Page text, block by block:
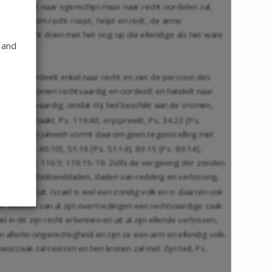
, en niet naar ogenschijn maar naar recht oordelen zal,
om recht roept, helpt en redt, de arme
recht doen met het oog op die ellendige als het ware
Hij oordeelt enkel naar recht en ziet de persoon des
is volkomen rechtvaardig en oordeelt en handelt naar
rechtvaardig, omdat Hij heil beschikt aan de vromen,
, levend maakt,Ps. 119:40 , vrijspreekt, Ps. 34:22 [Ps.
van Jahweh vormt daarom geen tegenstelling met
Ps. 40:10], 51:16 [Ps. 51:14], 89:15 [Ps. 89:14],
116:5 119:15-19 . Zelfs de vergeving der zonden
daarom heilsweldaden, daden van redding en verlossing,
uit. Israël is wel een zondig volk en is daarom ook
van al zijn overtredingen een rechtvaardige zaak
dit zijn recht erkennen en uit al zijn ellende verlossen,
ongerechtigheid en zijn ze een arm en ellendig volk.
zal twisten en hen kronen zal met Zijn heil,Ps.